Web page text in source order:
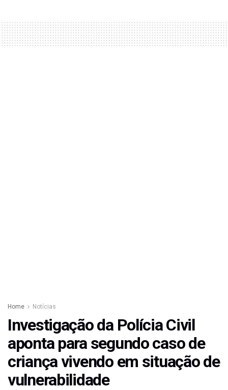
Home Notícias
Investigação da Polícia Civil
aponta para segundo caso de
criança vivendo em situação de
vulnerabilidade